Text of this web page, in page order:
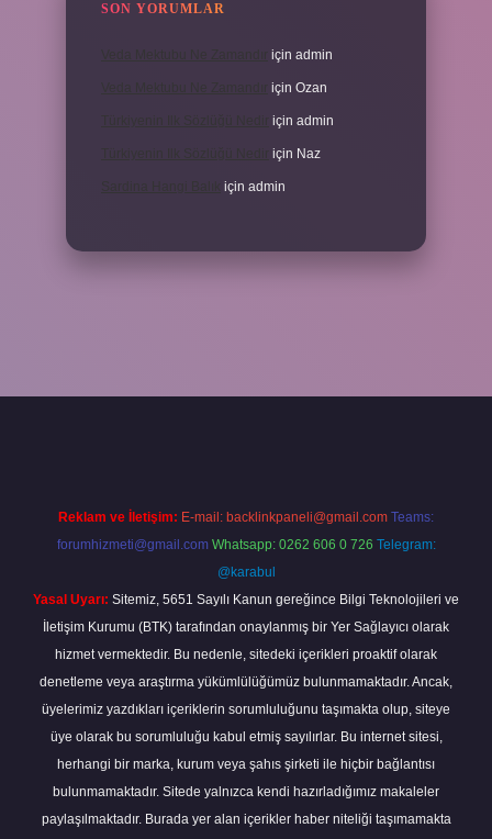
SON YORUMLAR
için admin
için Ozan
için admin
için Naz
için admin
Reklam ve İletişim: E-mail: backlinkpaneli@gmail.com Teams:
forumhizmeti@gmail.com Whatsapp: 0262 606 0 726 Telegram:
@karabul
Yasal Uyarı: Sitemiz, 5651 Sayılı Kanun gereğince Bilgi Teknolojileri ve
İletişim Kurumu (BTK) tarafından onaylanmış bir Yer Sağlayıcı olarak
hizmet vermektedir. Bu nedenle, sitedeki içerikleri proaktif olarak
denetleme veya araştırma yükümlülüğümüz bulunmamaktadır. Ancak,
üyelerimiz yazdıkları içeriklerin sorumluluğunu taşımakta olup, siteye
üye olarak bu sorumluluğu kabul etmiş sayılırlar. Bu internet sitesi,
herhangi bir marka, kurum veya şahıs şirketi ile hiçbir bağlantısı
bulunmamaktadır. Sitede yalnızca kendi hazırladığımız makaleler
paylaşılmaktadır. Burada yer alan içerikler haber niteliği taşımamakta